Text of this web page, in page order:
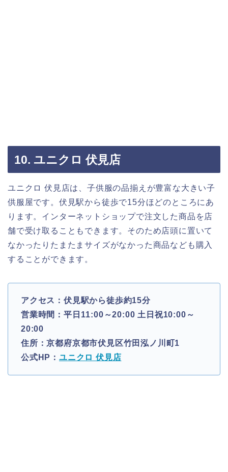
10. ユニクロ 伏見店
ユニクロ 伏見店は、子供服の品揃えが豊富な大きい子
供服屋です。伏見駅から徒歩で15分ほどのところにあ
ります。インターネットショップで注文した商品を店
舗で受け取ることもできます。そのため店頭に置いて
なかったりたまたまサイズがなかった商品なども購入
することができます。
アクセス：伏見駅から徒歩約15分
営業時間：平日11:00～20:00 土日祝10:00～
20:00
住所：京都府京都市伏見区竹田泓ノ川町1
公式HP： ユニクロ 伏見店